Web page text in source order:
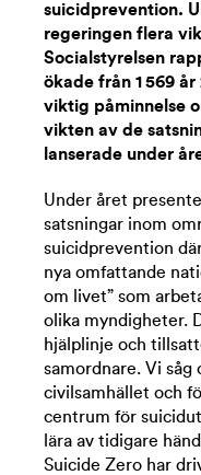
suicidprevention.
regeringen flera
Socialstyrelsen
ökade från 1 569 år
viktig påminnelse
vikten av de
lanserade under
Under året
satsningar inom
suicidprevention d
nya omfattande
om livet” som
olika myndigheter.
hjälplinje och
samordnare. Vi såg
civilsamhället och
centrum för
lära av tidigare
Suicide Zero har